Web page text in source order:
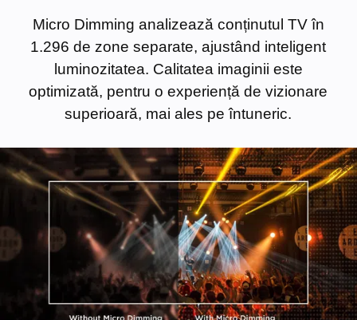
Micro Dimming analizează conținutul TV în
1.296 de zone separate, ajustând inteligent
luminozitatea. Calitatea imaginii este
optimizată, pentru o experiență de vizionare
superioară, mai ales pe întuneric.